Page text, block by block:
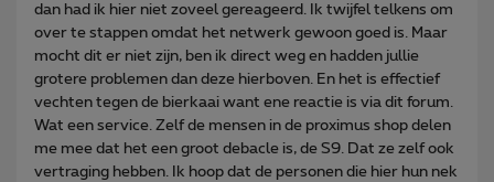
dan had ik hier niet zoveel gereageerd. Ik twijfel telkens om
over te stappen omdat het netwerk gewoon goed is. Maar
mocht dit er niet zijn, ben ik direct weg en hadden jullie
grotere problemen dan deze hierboven. En het is effectief
vechten tegen de bierkaai want ene reactie is via dit forum.
Wat een service. Zelf de mensen in de proximus shop delen
me mee dat het een groot debacle is, de S9. Dat ze zelf ook
vertraging hebben. Ik hoop dat de personen die hier hun nek